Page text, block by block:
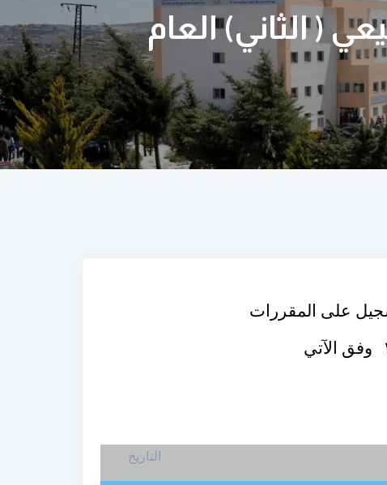
( الثاني) العام
على المقررات
وفق الآتي
التاريخ